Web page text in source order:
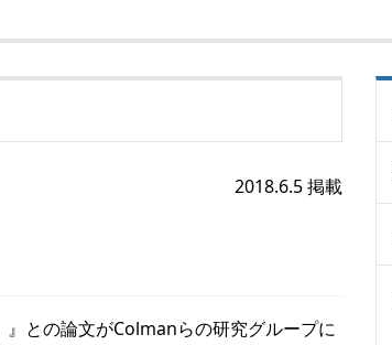
2018.6.5 掲載
』との論文がColmanらの研究グループに